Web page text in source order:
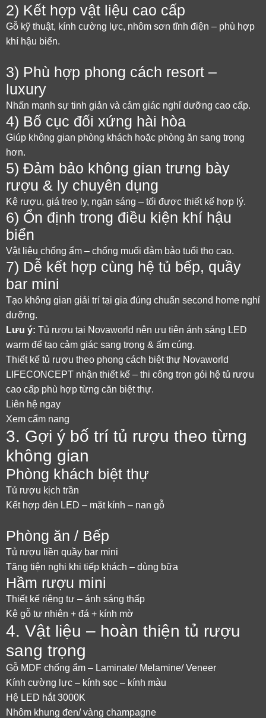
2) Kết hợp vật liệu cao cấp
Gỗ kỹ thuật, kính cường lực, nhôm sơn tĩnh điện – phù hợp
khí hậu biển.
3) Phù hợp phong cách resort –
luxury
Nhấn mạnh sự tinh giản và cảm giác nghỉ dưỡng cao cấp.
4) Bố cục đối xứng hài hòa
Giúp không gian phòng khách hoặc phòng ăn sang trọng
hơn.
5) Đảm bảo không gian trưng bày
rượu & ly chuyên dụng
Kệ rượu, giá treo ly, ngăn sáng – tối được thiết kế hợp lý.
6) Ổn định trong điều kiện khí hậu
biển
Vật liệu chống ẩm – chống muối đảm bảo tuổi thọ cao.
7) Dễ kết hợp cùng hệ tủ bếp, quầy
bar mini
Tạo không gian giải trí tại gia đúng chuẩn second home nghỉ
dưỡng.
Lưu ý: Tủ rượu tại Novaworld nên ưu tiên ánh sáng LED
warm để tạo cảm giác sang trọng & ấm cúng.
Thiết kế tủ rượu theo phong cách biệt thự Novaworld
LIFECONCEPT nhận thiết kế – thi công trọn gói hệ tủ rượu
cao cấp phù hợp từng căn biệt thự.
Liên hệ ngay
Xem cẩm nang
3. Gợi ý bố trí tủ rượu theo từng
không gian
Phòng khách biệt thự
Tủ rượu kịch trần
Kết hợp đèn LED – mặt kính – nan gỗ
Phòng ăn / Bếp
Tủ rượu liền quầy bar mini
Tăng tiện nghi khi tiếp khách – dùng bữa
Hầm rượu mini
Thiết kế riêng tư – ánh sáng thấp
Kệ gỗ tự nhiên + đá + kính mờ
4. Vật liệu – hoàn thiện tủ rượu
sang trọng
Gỗ MDF chống ẩm – Laminate/ Melamine/ Veneer
Kính cường lực – kính sọc – kính màu
Hệ LED hắt 3000K
Nhôm khung đen/ vàng champagne